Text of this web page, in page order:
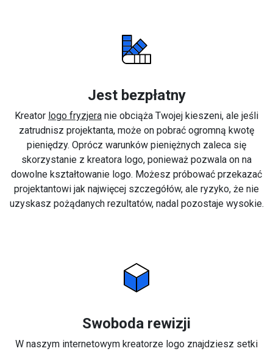
Jest bezpłatny
Kreator logo fryzjera nie obciąża Twojej kieszeni, ale jeśli
zatrudnisz projektanta, może on pobrać ogromną kwotę
pieniędzy. Oprócz warunków pieniężnych zaleca się
skorzystanie z kreatora logo, ponieważ pozwala on na
dowolne kształtowanie logo. Możesz próbować przekazać
projektantowi jak najwięcej szczegółów, ale ryzyko, że nie
uzyskasz pożądanych rezultatów, nadal pozostaje wysokie.
Swoboda rewizji
W naszym internetowym kreatorze logo znajdziesz setki